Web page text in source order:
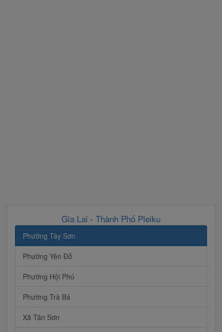
Gia Lai - Thành Phố Pleiku
Phường Tây Sơn
Phường Yên Đỗ
Phường Hội Phú
Phường Trà Bá
Xã Tân Sơn